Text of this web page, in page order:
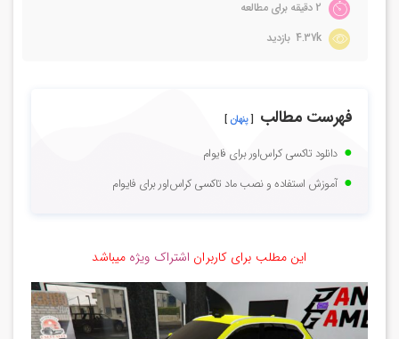
4.37k بازدید
فهرست مطالب پنهان
دانلود تاکسی کراس‌اور برای فایوام
آموزش استفاده و نصب ماد تاکسی کراس‌اور برای فایوام
این مطلب برای کاربران اشتراک ویژه میباشد